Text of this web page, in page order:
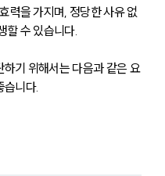
력을 가지며, 정당한 사유 없
할 수 있습니다.
기 위해서는 다음과 같은 요
니다.